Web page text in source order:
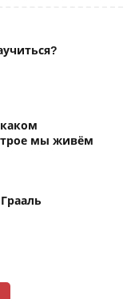
мы живём